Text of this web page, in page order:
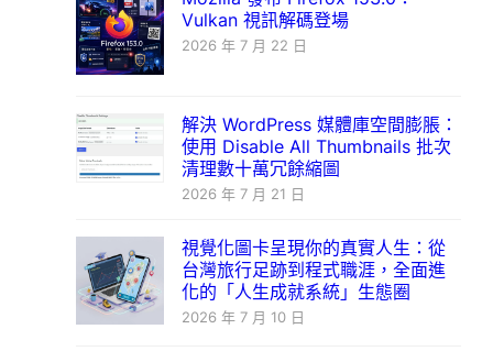
Vulkan 視訊解碼登場
2026 年 7 月 22 日
解決 WordPress 媒體庫空間膨脹：
使用 Disable All Thumbnails 批次
清理數十萬冗餘縮圖
2026 年 7 月 21 日
視覺化圖卡呈現你的真實人生：從
台灣旅行足跡到程式職涯，全面進
化的「人生成就系統」生態圈
2026 年 7 月 10 日